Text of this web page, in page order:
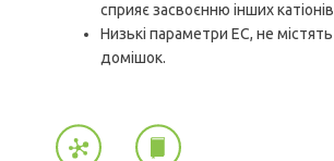
сприяє засвоєнню інших
Низькі параметри ЕС, не
домішок.